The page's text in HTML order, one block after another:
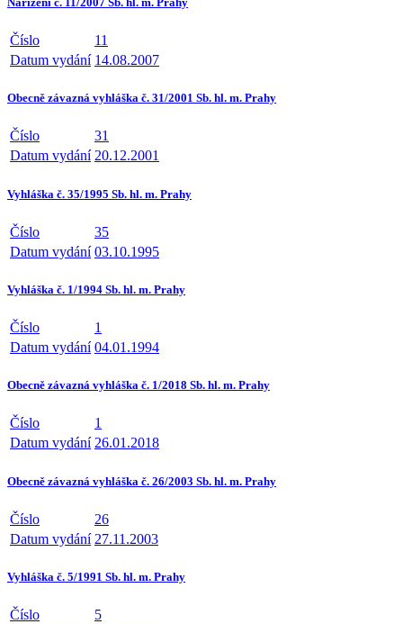
Číslo
11
Datum vydání 14.08.2007
Obecně závazná vyhláška č. 31/2001 Sb. hl. m. Prahy
Číslo
31
Datum vydání 20.12.2001
Vyhláška č. 35/1995 Sb. hl. m. Prahy
Číslo
35
Datum vydání 03.10.1995
Vyhláška č. 1/1994 Sb. hl. m. Prahy
Číslo
1
Datum vydání 04.01.1994
Obecně závazná vyhláška č. 1/2018 Sb. hl. m. Prahy
Číslo
1
Datum vydání 26.01.2018
Obecně závazná vyhláška č. 26/2003 Sb. hl. m. Prahy
Číslo
26
Datum vydání 27.11.2003
Vyhláška č. 5/1991 Sb. hl. m. Prahy
Číslo
5